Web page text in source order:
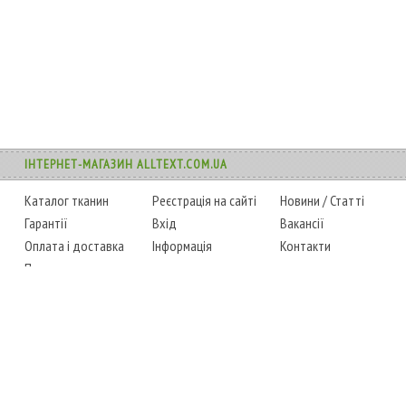
ІНТЕРНЕТ-МАГАЗИН ALLTEXT.COM.UA
Каталог тканин
Гарантії
Оплата і доставка
Повернення товару
Реєстрація на сайті
Вхід
Інформація
Новини /Статті
Вакансії
Контакти